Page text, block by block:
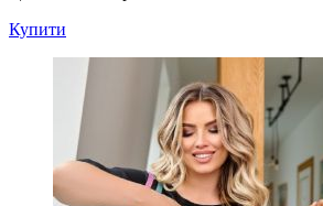
Купити